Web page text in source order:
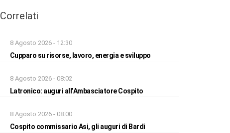
Correlati
8 Agosto 2026 - 12:30
Cupparo su risorse, lavoro, energia e sviluppo
8 Agosto 2026 - 08:02
Latronico: auguri all’Ambasciatore Cospito
8 Agosto 2026 - 08:00
Cospito commissario Asi, gli auguri di Bardi